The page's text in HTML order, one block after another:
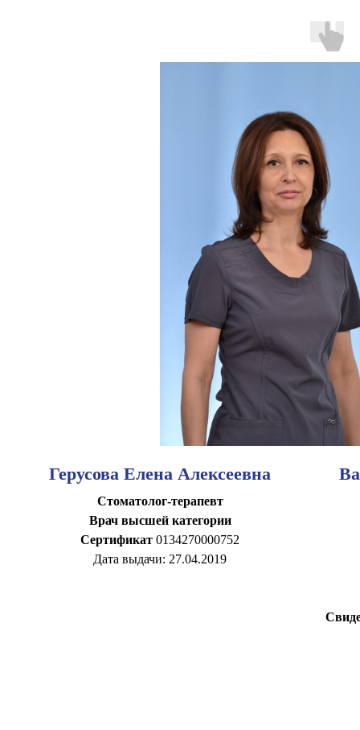
Герусова Елена Алексеевна
Стоматолог-терапевт
Врач высшей категории
Сертификат 0134270000752
Дата выдачи: 27.04.2019